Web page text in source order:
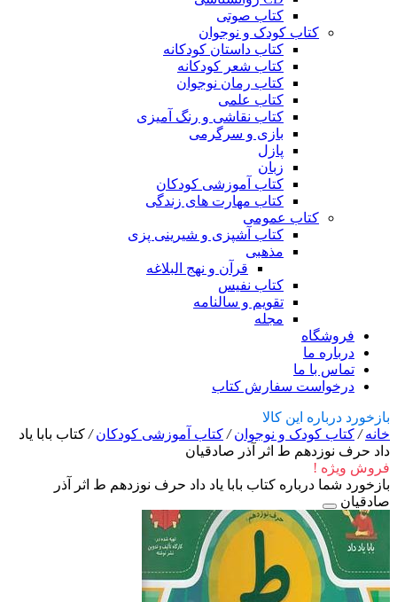
کتاب صوتی
کتاب کودک و نوجوان
کتاب داستان کودکانه
کتاب شعر کودکانه
کتاب رمان نوجوان
کتاب علمی
کتاب نقاشی و رنگ آمیزی
بازی و سرگرمی
پازل
زبان
کتاب آموزشی کودکان
کتاب مهارت های زندگی
کتاب عمومی
کتاب آشپزی و شیرینی پزی
مذهبی
قرآن و نهج البلاغه
کتاب نفیس
تقویم و سالنامه
مجله
فروشگاه
درباره ما
تماس با ما
درخواست سفارش کتاب
بازخورد درباره این کالا
خانه/ کتاب کودک و نوجوان/ کتاب آموزشی کودکان/ کتاب بابا یاد
داد حرف نوزدهم ط اثر آذر صادقیان
فروش ویژه !
بازخورد شما درباره کتاب بابا یاد داد حرف نوزدهم ط اثر آذر
صادقیان